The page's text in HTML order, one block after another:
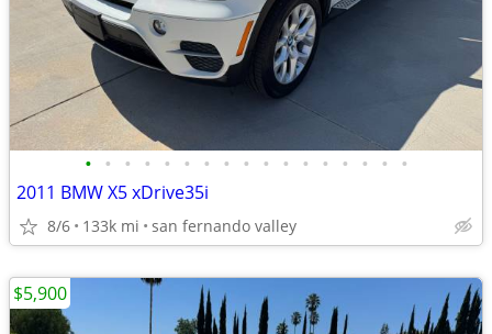
• • • • • • • • • • • • • • • • •
2011 BMW X5 xDrive35i
8/6 133k mi san fernando valley
$5,900